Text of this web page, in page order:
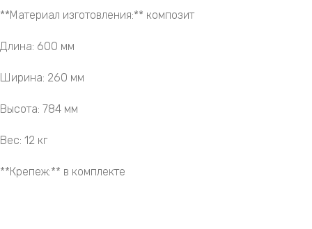
**Материал изготовления:** композит
Длина: 600 мм
Ширина: 260 мм
Высота: 784 мм
Вес: 12 кг
**Крепеж:** в комплекте